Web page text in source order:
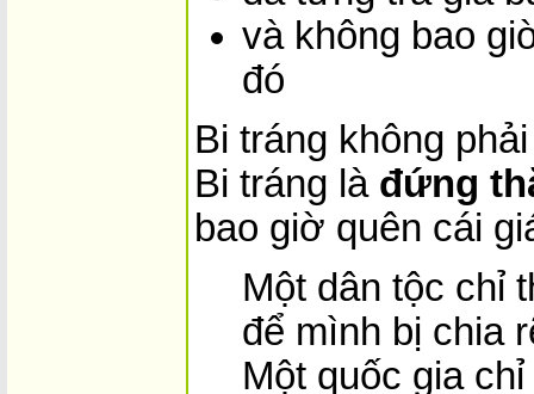
và không bao
đó
Bi tráng không
Bi tráng là đứng
bao giờ quên cái
Một dân tộc chỉ
để mình bị chia
Một quốc gia